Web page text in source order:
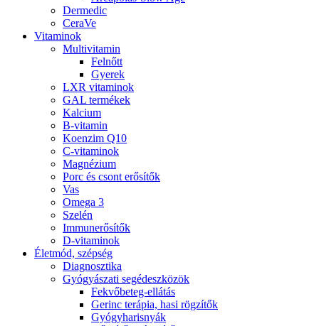
Dermedic
CeraVe
Vitaminok
Multivitamin
Felnőtt
Gyerek
LXR vitaminok
GAL termékek
Kalcium
B-vitamin
Koenzim Q10
C-vitaminok
Magnézium
Porc és csont erősítők
Vas
Omega 3
Szelén
Immunerősítők
D-vitaminok
Életmód, szépség
Diagnosztika
Gyógyászati segédeszközök
Fekvőbeteg-ellátás
Gerinc terápia, hasi rögzítők
Gyógyharisnyák